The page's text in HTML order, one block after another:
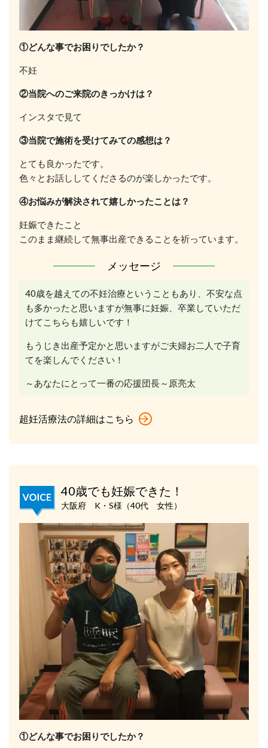
①どんな事でお困りでしたか？
不妊
②当院へのご来院のきっかけは？
インスタで見て
③当院で施術を受けてみての感想は？
とても良かったです。
色々とお話ししてくださるのが楽しかったです。
④お悩みが解決されて嬉しかったことは？
妊娠できたこと
このまま継続して無事出産できることを祈っています。
メッセージ
40歳を越えての不妊治療ということもあり、不安な点
も多かったと思いますが無事に妊娠、卒業していただ
けてこちらも嬉しいです！
もうじき出産予定かと思いますがご夫婦お二人で子育
てを楽しんでください！
～あなたにとって一番の応援団長～原亮太
超妊活療法の詳細はこちら
40歳でも妊娠できた！
大阪府 K・S様（40代 女性）
①どんな事でお困りでしたか？